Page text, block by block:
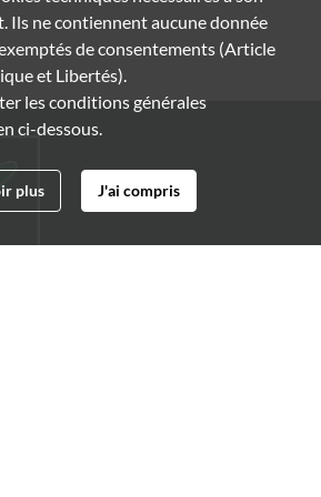
Ils ne contiennent aucune donnée
de consentements (Article
et Libertés).
les conditions générales
ci-dessous.
plus J'ai compris